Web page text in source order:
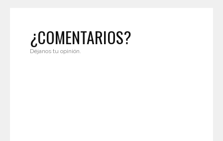
¿COMENTARIOS?
Déjanos tu opinión.